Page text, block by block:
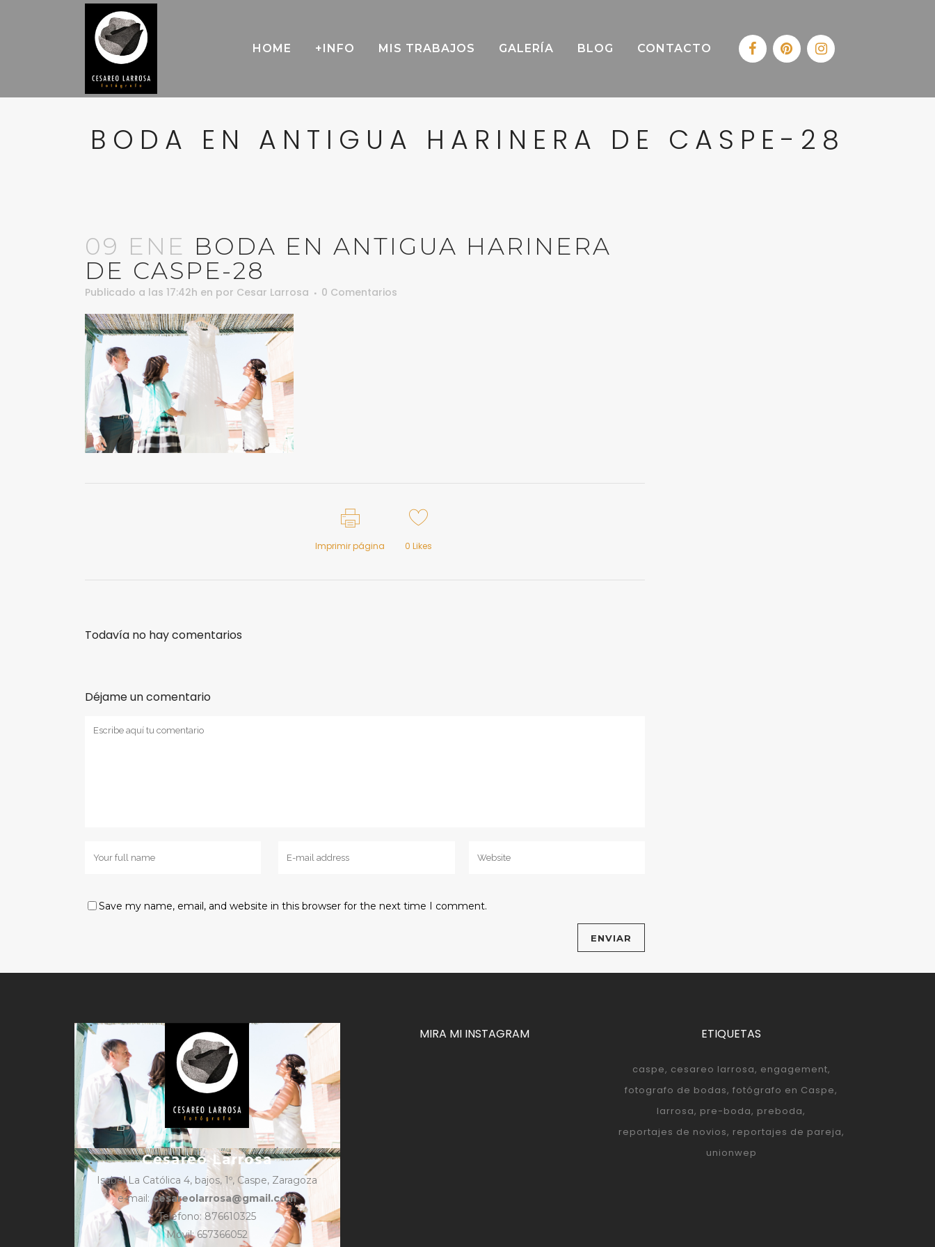
HOME +INFO MIS TRABAJOS GALERÍA BLOG CONTACTO
BODA EN ANTIGUA HARINERA DE CASPE-28
09 ENE BODA EN ANTIGUA HARINERA
DE CASPE-28
Publicado a las 17:42h en por Cesar Larrosa 0 Comentarios
Imprimir página 0 Likes
Todavía no hay comentarios
Déjame un comentario
Save my name, email, and website in this browser for the next time I comment.
Cesareo Larrosa
Isabel La Católica 4, bajos, 1º, Caspe, Zaragoza
e-mail:cesareolarrosa@gmail.com
Teléfono: 876610325
Móvil: 657366052
MIRA MI INSTAGRAM ETIQUETAS
caspe cesareo larrosa engagement
fotografo de bodas fotógrafo en Caspe
larrosa pre-boda preboda
reportajes de novios reportajes de pareja
unionwep